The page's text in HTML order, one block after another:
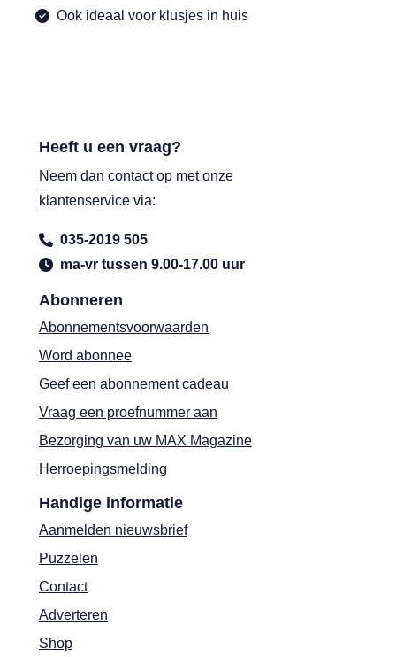
Ook ideaal voor klusjes in huis
Abonneren
Abonnementsvoorwaarden
Word abonnee
Geef een abonnement cadeau
Vraag een proefnummer aan
Bezorging van uw MAX Magazine
Herroepingsmelding
Handige informatie
Aanmelden nieuwsbrief
Puzzelen
Contact
Adverteren
Shop
Heeft u een vraag?
Neem dan contact op met onze
klantenservice via:
035-2019 505
ma-vr tussen 9.00-17.00 uur